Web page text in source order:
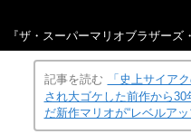
『ザ・スーパーマリオブラザーズ
記事を読む
「史上サイア
され大ゴケした前作から
だ新作マリオが“レベルア